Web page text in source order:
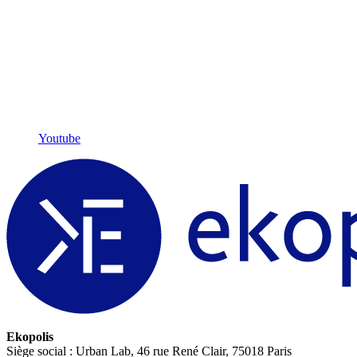
Youtube
Ekopolis
Siège social : Urban Lab, 46 rue René Clair, 75018 Paris